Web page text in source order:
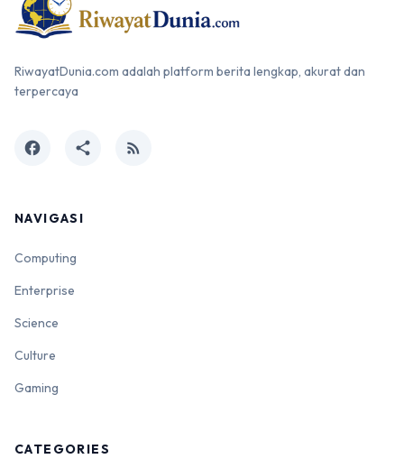
RiwayatDunia.com adalah platform berita lengkap, akurat dan
terpercaya
facebook share rss_feed
NAVIGASI
Computing
Enterprise
Science
Culture
Gaming
CATEGORIES